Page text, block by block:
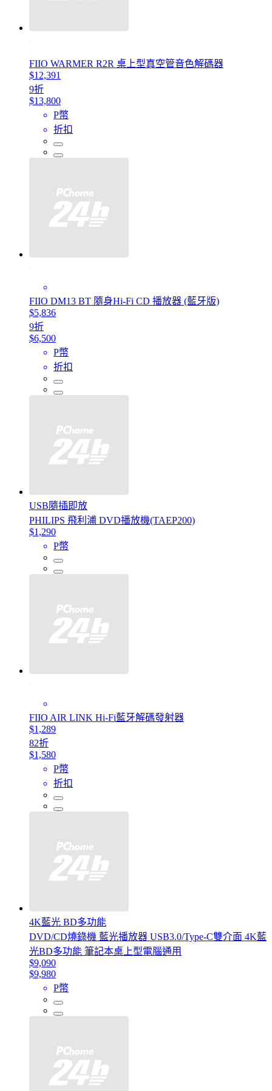
FIIO WARMER R2R 桌上型真空管音色解碼器
$12,391
9折
$13,800
P幣
折扣
FIIO DM13 BT 隨身Hi-Fi CD 播放器 (藍牙版)
$5,836
9折
$6,500
P幣
折扣
USB隨插即放
PHILIPS 飛利浦 DVD播放機(TAEP200)
$1,290
P幣
FIIO AIR LINK Hi-Fi藍牙解碼發射器
$1,289
82折
$1,580
P幣
折扣
4K藍光 BD多功能
DVD/CD燒錄機 藍光播放器 USB3.0/Type-C雙介面 4K藍
光BD多功能 筆記本桌上型電腦通用
$9,090
$9,980
P幣